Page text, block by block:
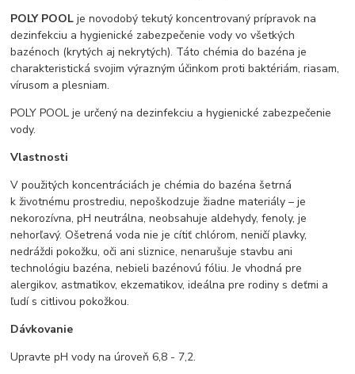
POLY POOL je novodobý tekutý koncentrovaný prípravok na
dezinfekciu a hygienické zabezpečenie vody vo všetkých
bazénoch (krytých aj nekrytých). Táto chémia do bazéna je
charakteristická svojim výrazným účinkom proti baktériám, riasam,
vírusom a plesniam.
POLY POOL je určený na dezinfekciu a hygienické zabezpečenie
vody.
Vlastnosti
V použitých koncentráciách je chémia do bazéna šetrná
k životnému prostrediu, nepoškodzuje žiadne materiály – je
nekorozívna, pH neutrálna, neobsahuje aldehydy, fenoly, je
nehorľavý. Ošetrená voda nie je cítiť chlórom, neničí plavky,
nedráždi pokožku, oči ani sliznice, nenarušuje stavbu ani
technológiu bazéna, nebieli bazénovú fóliu. Je vhodná pre
alergikov, astmatikov, ekzematikov, ideálna pre rodiny s deťmi a
ľudí s citlivou pokožkou.
Dávkovanie
Upravte pH vody na úroveň 6,8 - 7,2.